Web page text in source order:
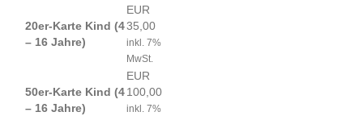
20er-Karte Kind (4
– 16 Jahre)
EUR
35,00
inkl. 7%
MwSt.
50er-Karte Kind (4
– 16 Jahre)
EUR
100,00
inkl. 7%